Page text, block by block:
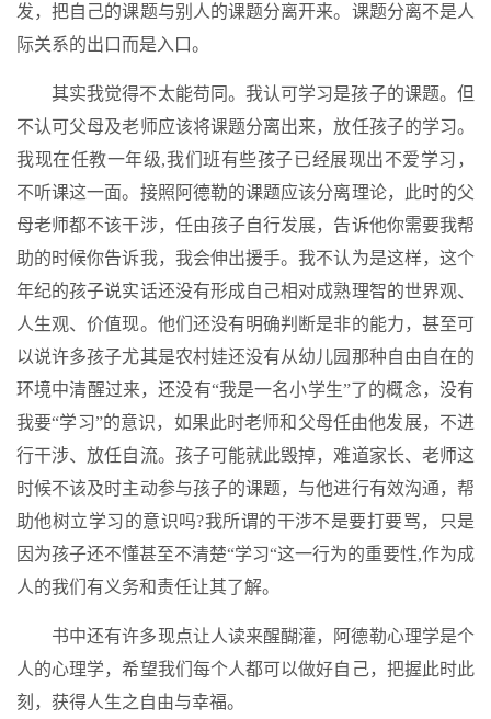
发，把自己的课题与别人的课题分离开来。课题分离不是人
际关系的出口而是入口。
其实我觉得不太能苟同。我认可学习是孩子的课题。但
不认可父母及老师应该将课题分离出来，放任孩子的学习。
我现在任教一年级,我们班有些孩子已经展现出不爱学习，
不听课这一面。接照阿德勒的课题应该分离理论，此时的父
母老师都不该干涉，任由孩子自行发展，告诉他你需要我帮
助的时候你告诉我，我会伸出援手。我不认为是这样，这个
年纪的孩子说实话还没有形成自己相对成熟理智的世界观、
人生观、价值现。他们还没有明确判断是非的能力，甚至可
以说许多孩子尤其是农村娃还没有从幼儿园那种自由自在的
环境中清醒过来，还没有“我是一名小学生”了的概念，没有
我要“学习”的意识，如果此时老师和父母任由他发展，不进
行干涉、放任自流。孩子可能就此毁掉，难道家长、老师这
时候不该及时主动参与孩子的课题，与他进行有效沟通，帮
助他树立学习的意识吗?我所谓的干涉不是要打要骂，只是
因为孩子还不懂甚至不清楚“学习“这一行为的重要性,作为成
人的我们有义务和责任让其了解。
书中还有许多现点让人读来醒醐灌，阿德勒心理学是个
人的心理学，希望我们每个人都可以做好自己，把握此时此
刻，获得人生之自由与幸福。